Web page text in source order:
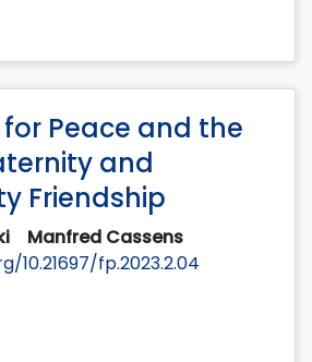
Peace and the
and
Friendship
Manfred Cassens
10.21697/fp.2023.2.04